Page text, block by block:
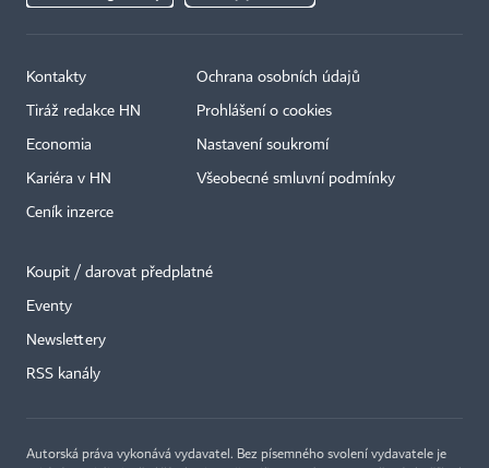
Kontakty
Tiráž redakce HN
Economia
Kariéra v HN
Ceník inzerce
Ochrana osobních údajů
Prohlášení o cookies
Nastavení soukromí
Všeobecné smluvní podmínky
Koupit / darovat předplatné
Eventy
Newslettery
RSS kanály
Autorská práva vykonává vydavatel. Bez písemného svolení vydavatele je